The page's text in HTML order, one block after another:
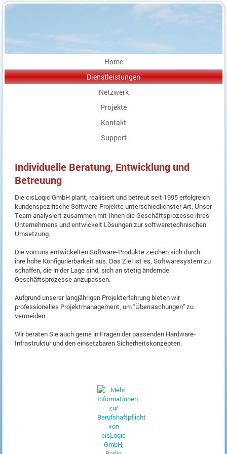
Home
Dienstleistungen
Netzwerk
Projekte
Kontakt
Support
Individuelle Beratung, Entwicklung und
Betreuung
Die cisLogic GmbH plant, realisiert und betreut seit 1995 erfolgreich
kundenspezifische Software-Projekte unterschiedlichster Art. Unser
Team analysiert zusammen mit Ihnen die Geschäftsprozesse ihres
Unternehmens und entwickelt Lösungen zur softwaretechnischen
Umsetzung.
Die von uns entwickelten Software-Produkte zeichen sich durch
ihre hohe Konfigurierbarkeit aus. Das Ziel ist es, Softwaresystem zu
schaffen, die in der Lage sind, sich an stetig ändernde
Geschäftsprozesse anzupassen.
Aufgrund unserer langjährigen Projekterfahrung bieten wir
professionelles Projektmanagement, um "Überraschungen" zu
vermeiden.
Wir beraten Sie auch gerne in Fragen der passenden Hardware-
Infrastruktur und den einsetzbaren Sicherheitskonzepten.